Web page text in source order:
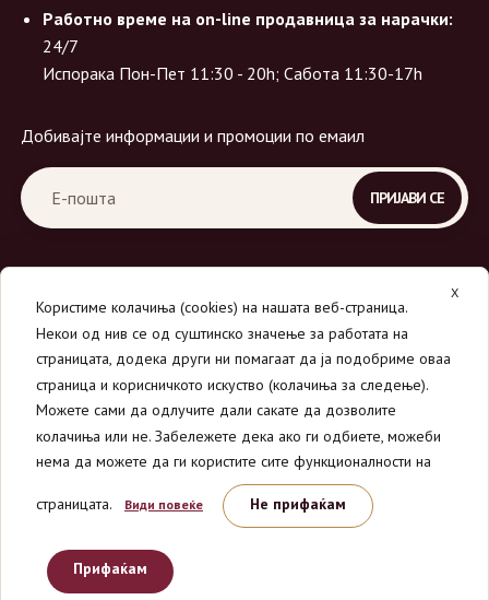
Работно време на on-line продавница за нарачки:
24/7
Испорака Пон-Пет 11:30 - 20h; Сабота 11:30-17h
Добивајте информации и промоции по емаил
© 2026Вино Маркет - МОНДАВИ ДООЕЛ.
Сите права се задржани.
X
Користиме колачиња (cookies) на нашата веб-страница.
Некои од нив се од суштинско значење за работата на
страницата, додека други ни помагаат да ја подобриме оваа
страница и корисничкото искуство (колачиња за следење).
Можете сами да одлучите дали сакате да дозволите
колачиња или не. Забележете дека ако ги одбиете, можеби
нема да можете да ги користите сите функционалности на
страницата. Види повеќе Не прифаќам
Прифаќам